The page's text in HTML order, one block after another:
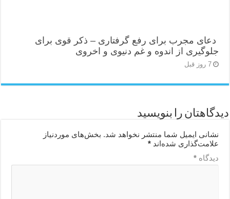
دعای مجرب برای رفع گرفتاری – ذکر قوی برای
جلوگیری از اندوه و غم دنیوی و اخروی
7 روز قبل
دیدگاهتان را بنویسید
نشانی ایمیل شما منتشر نخواهد شد. بخش‌های موردنیاز
علامت‌گذاری شده‌اند*
دیدگاه*